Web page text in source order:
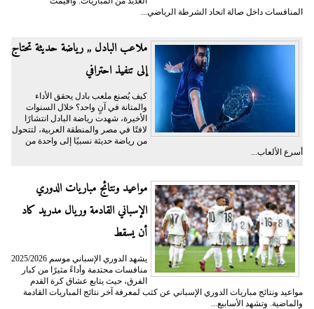
المنافسات داخل صالة اتحاد الشرطة الرياضي...
ملاعب البادل ,, رياضة حديثة تحتاج
إلى تنفيذ احترافي
كيف يُصنع ملعب بادل يحقق الأداء
والمتانة في آنٍ واحد؟ خلال السنوات
الأخيرة، شهدت رياضة البادل انتشارًا
لافتًا في مصر والمنطقة العربية، لتتحول
من رياضة حديثة نسبيًا إلى واحدة من
أسرع الألعاب...
مواعيد ونتائج مباريات الدوري
الإسباني القادمة وريال مدريد كاد
أن يسقط
يشهد الدوري الإسباني موسم 2025/2026
منافسات محتدمة وأداءً مثيرًا من كبار
الفرق، حيث يتابع عشاق كرة القدم
مواعيد ونتائج مباريات الدوري الإسباني عن كثب لمعرفة آخر نتائج المباريات القادمة
والماضية. وتشهد الأسابيع...